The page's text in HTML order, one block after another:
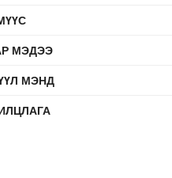
МЭДЭЭ
МЭНД